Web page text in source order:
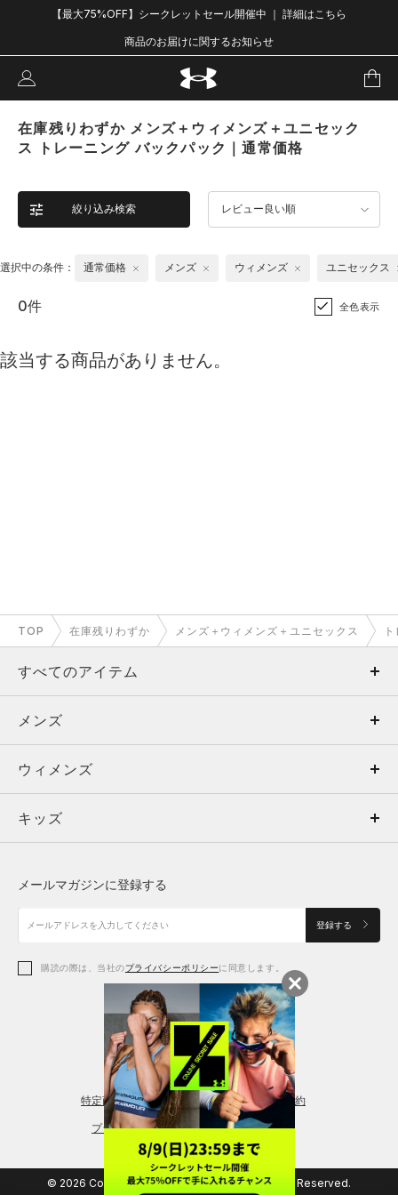
【最大75%OFF】シークレットセール開催中 ｜ 詳細はこちら
商品のお届けに関するお知らせ
在庫残りわずか メンズ＋ウィメンズ＋ユニセック
ス トレーニング バックパック｜通常価格
絞り込み検索 レビュー良い順
選択中の条件： 通常価格 メンズ ウィメンズ ユニセックス
0件 全色表示
該当する商品がありません。
TOP 在庫残りわずか メンズ＋ウィメンズ＋ユニセックス
すべてのアイテム
メンズ
ウィメンズ
キッズ
アクセサリー
メンズ
トップス
ボトムス
アクセサリー
ウィメンズ
トップス
シューズ
アクセサリー
レギンス＆タイツ
キッズ
シューズ
メールマガジンに登録する
登録する
購読の際は、当社のプライバシーポリシーに同意します。
特定商取引法に基づく通販の表記 会員規約
プライバシーポリシー
© 2026 Copyright DOME Corporation. All Rights Reserved.